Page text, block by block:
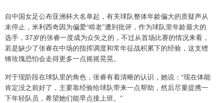
自中国女足公布亚洲杯大名单起，有关球队整体年龄偏大的质疑声从
未停止，米利西奇因为偏爱“啃老”遭到批评，作为球队里年龄最大的
选手，37岁的张睿一度成为众矢之的，不过从首场比赛的情况来看，
若是缺少了张睿在中场的指挥调度和常年征战积累下的经验，这支铿
锵玫瑰恐怕会走得更多一点摇摇晃晃。
对于现阶段在球队里的角色，张睿有着清晰的认识，她说：“现在体能
肯定没之前好了，主要靠经验给球队带来一点帮助，然后尽量提携一
下年轻队员，希望她们能早点接上班。”